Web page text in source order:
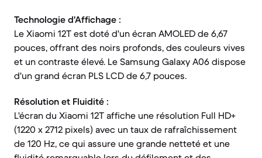
Technologie d'Affichage :
Le Xiaomi 12T est doté d'un écran AMOLED de 6,67
pouces, offrant des noirs profonds, des couleurs vives
et un contraste élevé. Le Samsung Galaxy A06 dispose
d'un grand écran PLS LCD de 6,7 pouces.
Résolution et Fluidité :
L'écran du Xiaomi 12T affiche une résolution Full HD+
(1220 x 2712 pixels) avec un taux de rafraîchissement
de 120 Hz, ce qui assure une grande netteté et une